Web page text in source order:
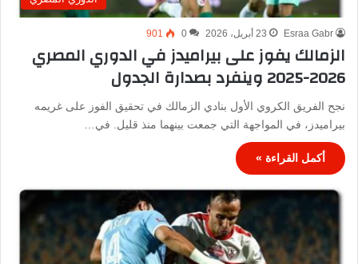
Esraa Gabr 23 أبريل، 2026 0
901
الزمالك يفوز على بيراميدز في الدوري المصري
2026-2025 وينفرد بصدارة الجدول
نجح الفريق الكروي الأول بنادي الزمالك في تحقيق الفوز على غريمه
بيراميدز، في المواجهة التي جمعت بينهما منذ قليل. في…
أكمل القراءة »